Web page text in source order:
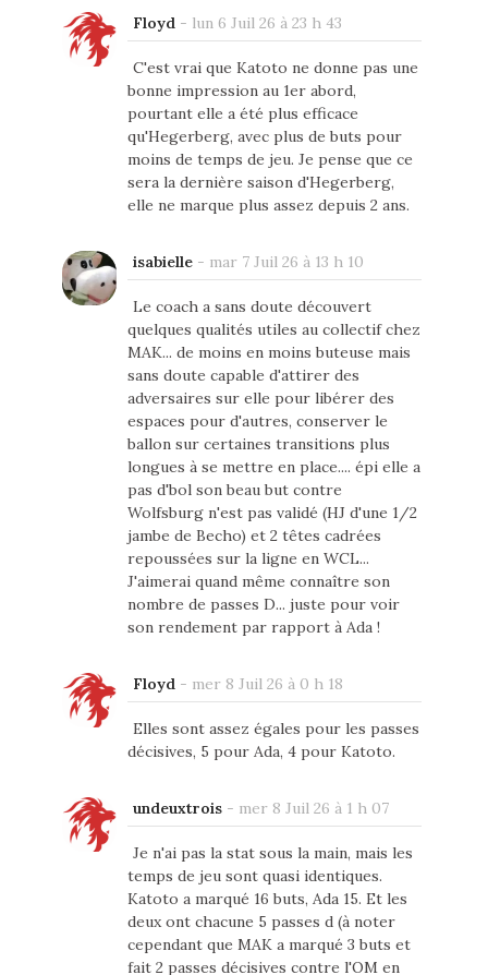
Floyd- lun 6 Juil 26 à 23 h 43
C'est vrai que Katoto ne donne pas une
bonne impression au 1er abord,
pourtant elle a été plus efficace
qu'Hegerberg, avec plus de buts pour
moins de temps de jeu. Je pense que ce
sera la dernière saison d'Hegerberg,
elle ne marque plus assez depuis 2 ans.
isabielle- mar 7 Juil 26 à 13 h 10
Le coach a sans doute découvert
quelques qualités utiles au collectif chez
MAK... de moins en moins buteuse mais
sans doute capable d'attirer des
adversaires sur elle pour libérer des
espaces pour d'autres, conserver le
ballon sur certaines transitions plus
longues à se mettre en place.... épi elle a
pas d'bol son beau but contre
Wolfsburg n'est pas validé (HJ d'une 1/2
jambe de Becho) et 2 têtes cadrées
repoussées sur la ligne en WCL...
J'aimerai quand même connaître son
nombre de passes D... juste pour voir
son rendement par rapport à Ada !
Floyd- mer 8 Juil 26 à 0 h 18
Elles sont assez égales pour les passes
décisives, 5 pour Ada, 4 pour Katoto.
undeuxtrois- mer 8 Juil 26 à 1 h 07
Je n'ai pas la stat sous la main, mais les
temps de jeu sont quasi identiques.
Katoto a marqué 16 buts, Ada 15. Et les
deux ont chacune 5 passes d (à noter
cependant que MAK a marqué 3 buts et
fait 2 passes décisives contre l'OM en